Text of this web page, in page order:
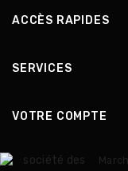
ACCÈS RAPIDES
SERVICES
VOTRE COMPTE